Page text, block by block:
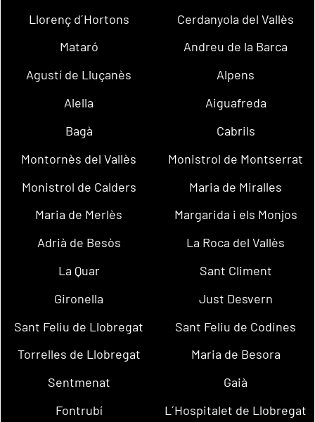
Llorenç d´Hortons
Cerdanyola del Vallès
Mataró
Andreu de la Barca
Agustí de Lluçanès
Alpens
Alella
Aiguafreda
Bagà
Cabrils
Montornès del Vallès
Monistrol de Montserrat
Monistrol de Calders
Maria de Miralles
Maria de Merlès
Margarida i els Monjos
Adrià de Besòs
La Roca del Vallès
La Quar
Sant Climent
Gironella
Just Desvern
Sant Feliu de Llobregat
Sant Feliu de Codines
Torrelles de Llobregat
Maria de Besora
Sentmenat
Gaià
Fontrubí
L´Hospitalet de Llobregat